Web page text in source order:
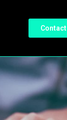
Contact